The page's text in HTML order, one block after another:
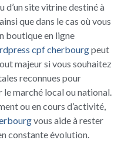
d’un site vitrine destiné à
que dans le cas où vous
boutique en ligne
cpf cherbourgpeut
majeur si vous souhaitez
reconnues pour
marché local ou national.
ou en cours d’activité,
vous aide à rester
constante évolution.